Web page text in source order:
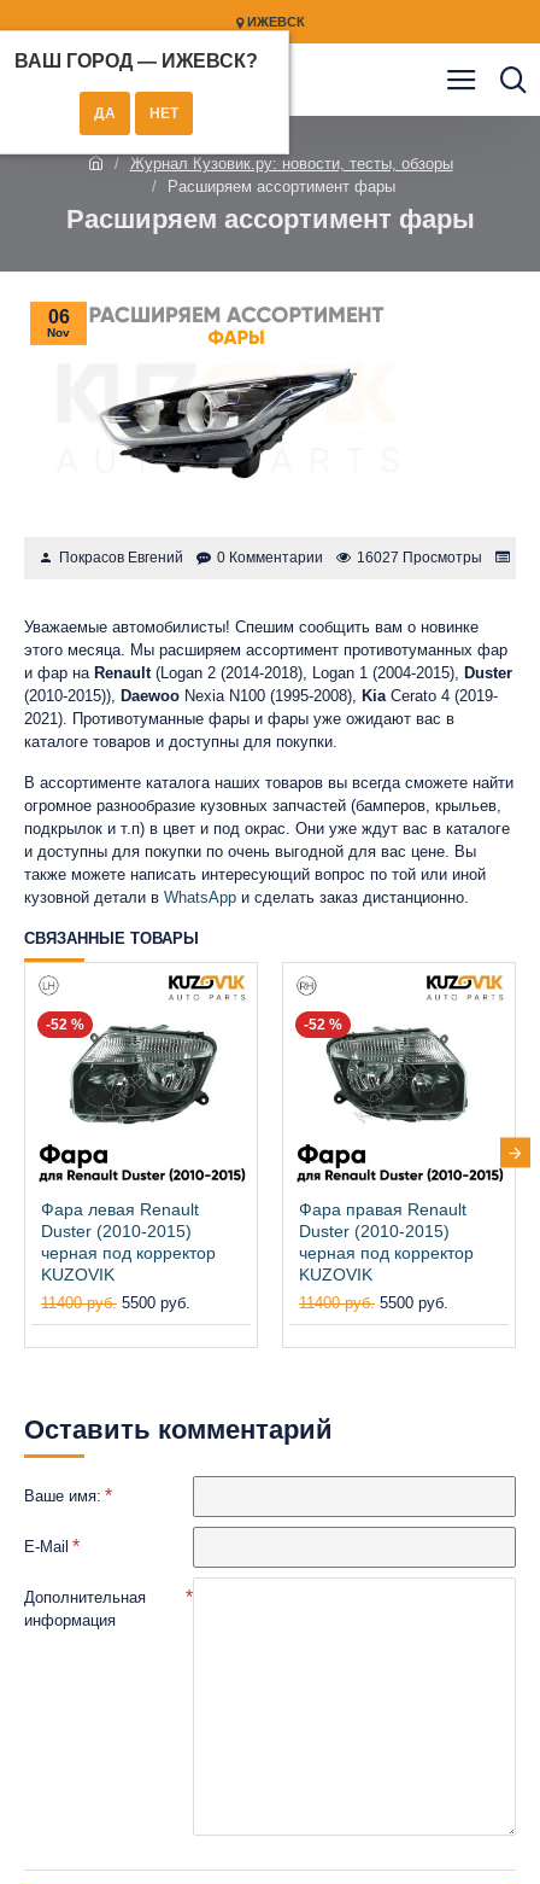
ИЖЕВСК
ВАШ ГОРОД — ИЖЕВСК?
Журнал Кузовик.ру: новости, тесты, обзоры
Расширяем ассортимент фары
Расширяем ассортимент фары
06
Nov
Покрасов Евгений 0 Комментарии 16027 Просмотры
Уважаемые автомобилисты! Спешим сообщить вам о новинке
этого месяца. Мы расширяем ассортимент противотуманных фар
и фар на Renault(Logan 2 (2014-2018), Logan 1 (2004-2015), Duster
(2010-2015)), Daewoo Nexia N100 (1995-2008), Kia Cerato 4 (2019-
2021). Противотуманные фары и фары уже ожидают вас в
каталоге товаров и доступны для покупки.
В ассортименте каталога наших товаров вы всегда сможете найти
огромное разнообразие кузовных запчастей (бамперов, крыльев,
подкрылок и т.п) в цвет и под окрас. Они уже ждут вас в каталоге
и доступны для покупки по очень выгодной для вас цене. Вы
также можете написать интересующий вопрос по той или иной
кузовной детали в WhatsApp и сделать заказ дистанционно.
СВЯЗАННЫЕ ТОВАРЫ
-52 %
Фара левая Renault
Duster (2010-2015)
черная под корректор
KUZOVIK
11400 руб. 5500 руб.
-52 %
Фара правая Renault
Duster (2010-2015)
черная под корректор
KUZOVIK
11400 руб. 5500 руб.
Оставить комментарий
Ваше имя:
E-Mail
Дополнительная
информация